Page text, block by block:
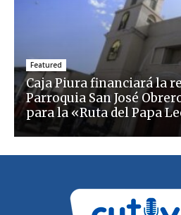
Featured
Caja Piura financiará la
Parroquia San José
para la «Ruta del Papa